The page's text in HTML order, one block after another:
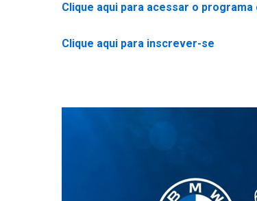
Clique aqui para acessar o
Clique aqui para inscrever-se